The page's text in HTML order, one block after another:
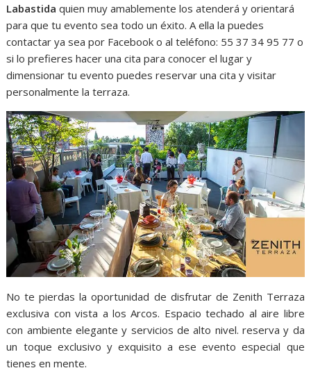
Labastida quien muy amablemente los atenderá y orientará
para que tu evento sea todo un éxito. A ella la puedes
contactar ya sea por Facebook o al teléfono: 55 37 34 95 77 o
si lo prefieres hacer una cita para conocer el lugar y
dimensionar tu evento puedes reservar una cita y visitar
personalmente la terraza.
No te pierdas la oportunidad de disfrutar de Zenith Terraza
exclusiva con vista a los Arcos. Espacio techado al aire libre
con ambiente elegante y servicios de alto nivel. reserva y da
un toque exclusivo y exquisito a ese evento especial que
tienes en mente.